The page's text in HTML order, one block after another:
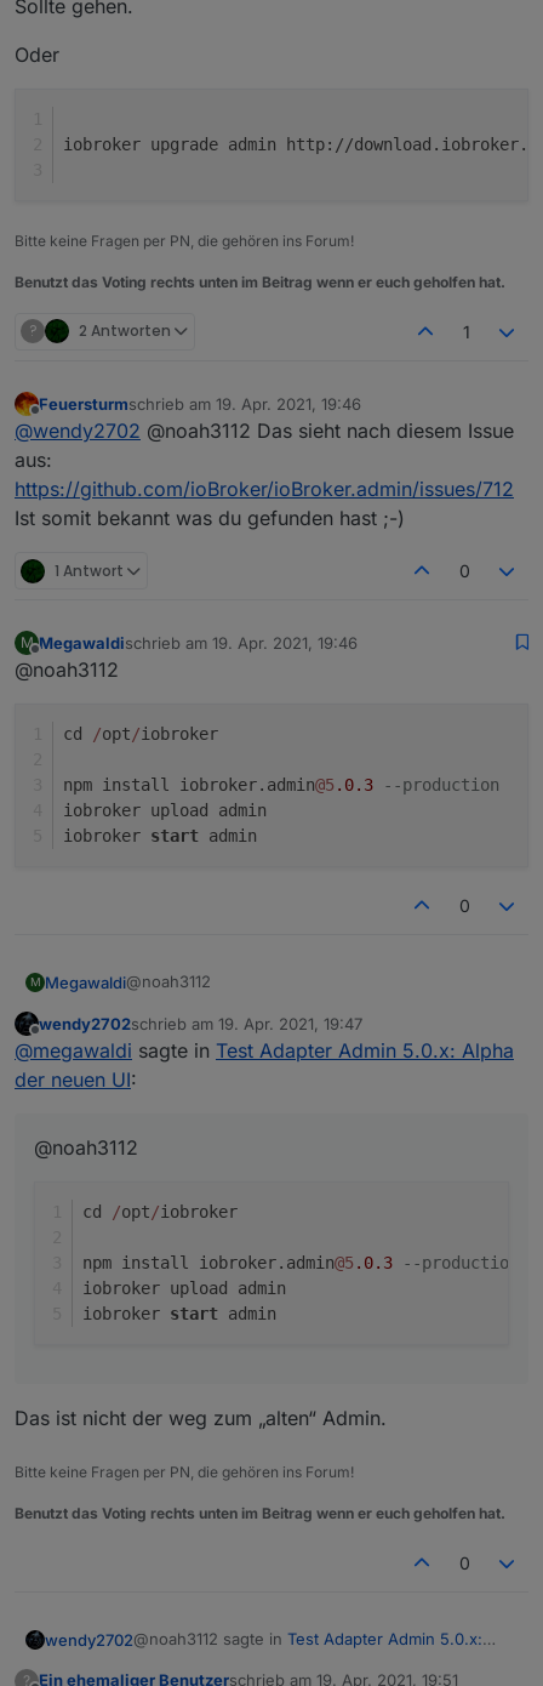
Sollte gehen.
Oder
iobroker upgrade admin http://
Bitte keine Fragen per PN, die gehören ins Forum!
Benutzt das Voting rechts unten im Beitrag wenn er euch geholfen hat.
? 2 Antworten 1
Offline
Feuersturmschrieb am 19. Apr. 2021, 19:46
zuletzt editiert von
@wendy2702 @noah3112 Das sieht nach diesem Issue
aus:
https://github.com/ioBroker/ioBroker.admin/issues/712
Ist somit bekannt was du gefunden hast ;-)
1 Antwort 0
M
Offline
Megawaldischrieb am 19. Apr. 2021, 19:46
zuletzt editiert von
@noah3112
cd /opt/iobroker
npm install iobroker.admin@5 .0.3
--production
iobroker upload admin
iobroker start admin
0
M Megawaldi@noah3112
cd /opt/iobroker
npm install iobroker.admin@5.0.3 --
wendy2702schrieb am 19. Apr. 2021, 19:47
zuletzt editiert von
@megawaldi sagte in Test Adapter Admin 5.0.x: Alpha
der neuen UI:
@noah3112
cd /opt/iobroker
npm install iobroker.admin@5 .0.3
--production
iobroker upload admin
iobroker start admin
Das ist nicht der weg zum „alten“ Admin.
Bitte keine Fragen per PN, die gehören ins Forum!
Benutzt das Voting rechts unten im Beitrag wenn er euch geholfen hat.
0
wendy2702@noah3112 sagte in Test Adapter Admin 5.0.x:
? Ein ehemaliger Benutzerschrieb am 19. Apr. 2021, 19:51